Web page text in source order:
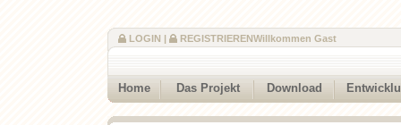
Willkommen Gast
LOGIN | REGISTRIEREN
Home Das Projekt Download